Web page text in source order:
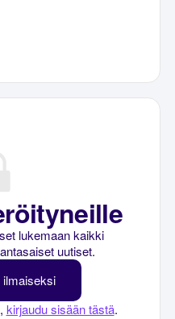
lukemaan kaikki
uutiset.
kirjaudu sisään tästä.